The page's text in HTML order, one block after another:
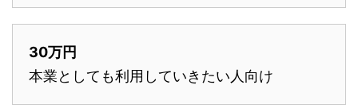
30万円
本業としても利用していきたい人向け